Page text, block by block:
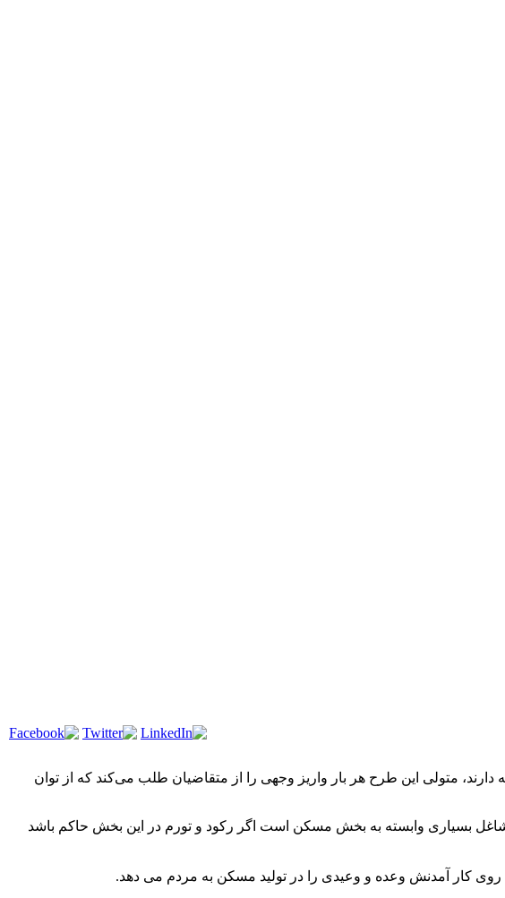
متولی این طرح هر بار واریز وجهی را از متقاضیان طلب می‌کند که از توان
بسیاری وابسته به بخش مسکن است اگر رکود و تورم در این بخش حاکم باشد
کار آمدنش وعده و وعیدی را در تولید مسکن به مردم می دهد.